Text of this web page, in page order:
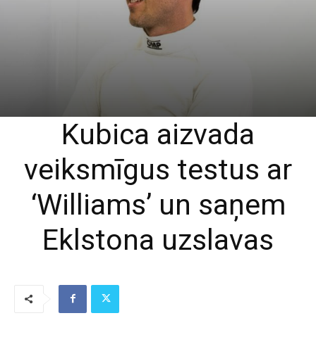
Kubica aizvada
veiksmīgus testus ar
‘Williams’ un saņem
Eklstona uzslavas